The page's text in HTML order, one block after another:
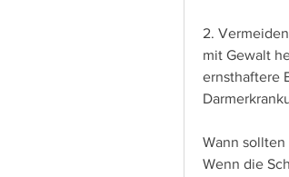
2.
mit Gewalt
ernsthaftere
Wann
Wenn die